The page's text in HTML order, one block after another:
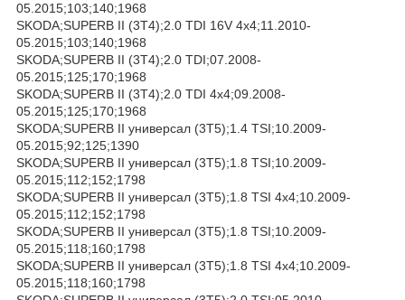
05.2015;103;140;1968
SKODA;SUPERB II (3T4);2.0 TDI 16V 4x4;11.2010-
05.2015;103;140;1968
SKODA;SUPERB II (3T4);2.0 TDI;07.2008-
05.2015;125;170;1968
SKODA;SUPERB II (3T4);2.0 TDI 4x4;09.2008-
05.2015;125;170;1968
SKODA;SUPERB II универсал (3T5);1.4 TSI;10.2009-
05.2015;92;125;1390
SKODA;SUPERB II универсал (3T5);1.8 TSI;10.2009-
05.2015;112;152;1798
SKODA;SUPERB II универсал (3T5);1.8 TSI 4x4;10.2009-
05.2015;112;152;1798
SKODA;SUPERB II универсал (3T5);1.8 TSI;10.2009-
05.2015;118;160;1798
SKODA;SUPERB II универсал (3T5);1.8 TSI 4x4;10.2009-
05.2015;118;160;1798